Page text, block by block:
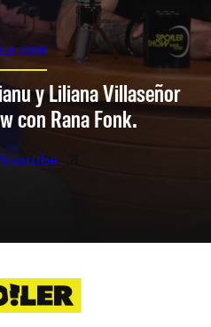
SHOW
y Liliana Villaseñor
con Rana Fonk.